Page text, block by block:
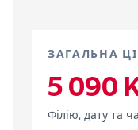
ЗАГАЛЬНА
5 090
Філію, дату та